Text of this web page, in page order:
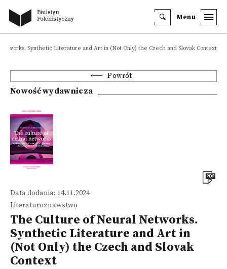
Menu
Synthetic Literature and Art in (Not Only) the Czech and Slovak Context
Powrót
Nowość wydawnicza
Data dodania: 14.11.2024
Literaturoznawstwo
The Culture of Neural Networks.
Synthetic Literature and Art in
(Not Only) the Czech and Slovak
Context